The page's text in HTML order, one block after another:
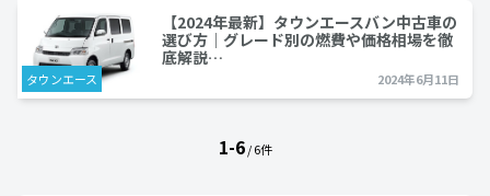
タウンエース
【2024年最新】タウンエースバン中古車の
選び方｜グレード別の燃費や価格相場を徹
底解説…
2024年6月11日
1-6/ 6件